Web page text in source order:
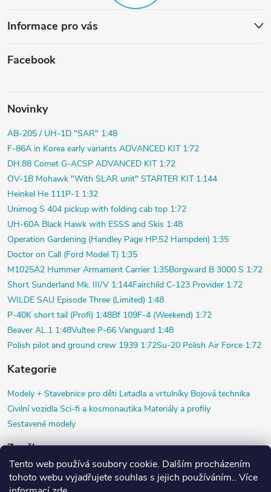
Tento web používá soubory cookie. Dalším procházením
tohoto webu vyjadřujete souhlas s jejich používáním.. Více
Informace pro vás
Facebook
Novinky
AB-205 / UH-1D "SAR" 1:48
F-86A in Korea early variants ADVANCED KIT 1:72
DH.88 Comet G-ACSP ADVANCED KIT 1:72
OV-1B Mohawk "With SLAR unit" STARTER KIT 1:144
Heinkel He 111P-1 1:32
Unimog S 404 pickup with folding cab top 1:72
UH-60A Black Hawk with ESSS and Skis 1:48
Operation Gardening (Handley Page HP.52 Hampden) 1:35
Doctor on Call (Ford Model T) 1:35
M1025A2 Hummer Armament Carrier 1:35Borgward B 3000 S 1:72
Short Sunderland Mk. III/V 1:144Fairchild C-123 Provider 1:72
WILDE SAU Episode Three (Limited) 1:48
P-40K short tail (Profi) 1:48Bf 109F-4 (Weekend) 1:72
Beaver AL.1 1:48Vultee P-66 Vanguard 1:48
Polish pilot and ground crew 1939 1:72Su-20 Polish Air Force 1:72
Kategorie
Modely + Stavebnice pro děti Letadla a vrtulníky Bojová technika
Civilní vozidla Sci-fi a kosmonautika Materiály a profily
Sestavené modely
Značky
Airfix Black Dog Copper State Models SIA Diorama HM HR model
Jach ICM KP Kovozávody Prostějov